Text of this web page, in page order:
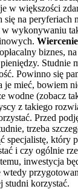
w większości
na peryferiach
w wykonywaniu
biznes,
Studnie
Powinno się
je mieć, bowiem
wodne (zobacz
z takiego
Przed
trzeba
specjalistę, który
i czy ogólnie
inwestycja
wtedy
studni korzystać.